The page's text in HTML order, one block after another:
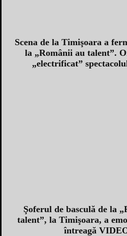
Scena de la Timişoara a
la „Românii au talent”.
„electrificat”
Şoferul de basculă de la
talent”, la Timişoara, a
întreagă